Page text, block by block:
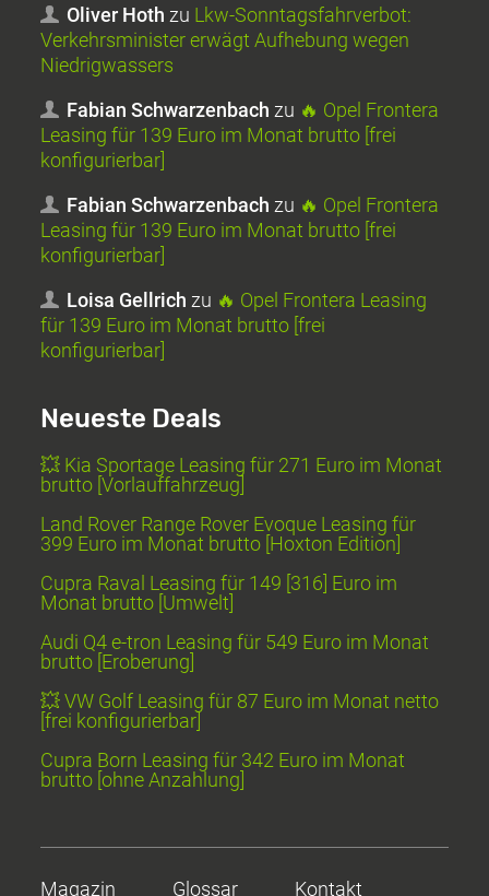
Oliver Hoth zu Lkw-Sonntagsfahrverbot:
Verkehrsminister erwägt Aufhebung wegen
Niedrigwassers
Fabian Schwarzenbach zu 🔥 Opel Frontera
Leasing für 139 Euro im Monat brutto [frei
konfigurierbar]
Fabian Schwarzenbach zu 🔥 Opel Frontera
Leasing für 139 Euro im Monat brutto [frei
konfigurierbar]
Loisa Gellrich zu 🔥 Opel Frontera Leasing
für 139 Euro im Monat brutto [frei
konfigurierbar]
Neueste Deals
💥 Kia Sportage Leasing für 271 Euro im Monat
brutto [Vorlauffahrzeug]
Land Rover Range Rover Evoque Leasing für
399 Euro im Monat brutto [Hoxton Edition]
Cupra Raval Leasing für 149 [316] Euro im
Monat brutto [Umwelt]
Audi Q4 e-tron Leasing für 549 Euro im Monat
brutto [Eroberung]
💥 VW Golf Leasing für 87 Euro im Monat netto
[frei konfigurierbar]
Cupra Born Leasing für 342 Euro im Monat
brutto [ohne Anzahlung]
Magazin Glossar Kontakt